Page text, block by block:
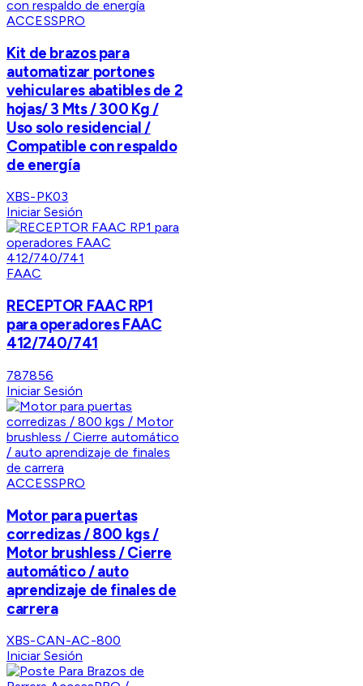
ACCESSPRO
Kit de brazos para
automatizar portones
vehiculares abatibles de 2
hojas/ 3 Mts / 300 Kg /
Uso solo residencial /
Compatible con respaldo
de energía
XBS-PK03
Iniciar Sesión
FAAC
RECEPTOR FAAC RP1
para operadores FAAC
412/740/741
787856
Iniciar Sesión
ACCESSPRO
Motor para puertas
corredizas / 800 kgs /
Motor brushless / Cierre
automático / auto
aprendizaje de finales de
carrera
XBS-CAN-AC-800
Iniciar Sesión